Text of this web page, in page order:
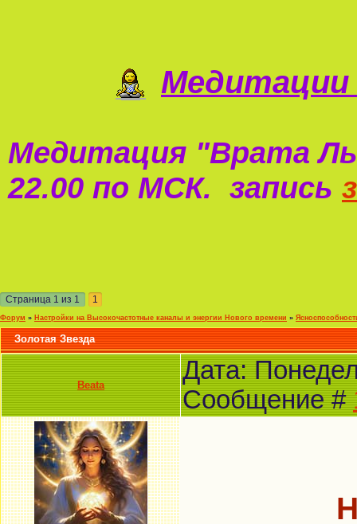
Медитации
Медитация "Врата
22.00 по МСК. запись
Страница 1 из 1 1
Форум » Настройки на Высокочастотные каналы и энергии Нового времени »
Золотая Звезда
Beata
Дата:
Сообщение #